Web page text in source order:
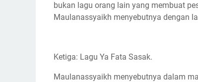
bukan lagu orang lain yang membuat
Maulanassyaikh menyebutnya dengan
Ketiga: Lagu Ya Fata Sasak.
Maulanassyaikh menyebutnya dalam